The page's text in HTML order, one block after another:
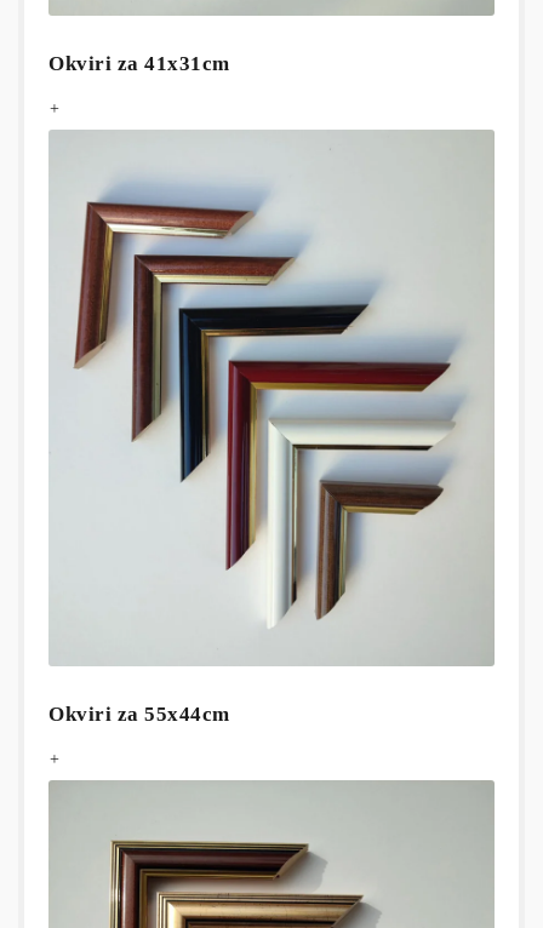
Okviri za 41x31cm
+
Okviri za 55x44cm
+